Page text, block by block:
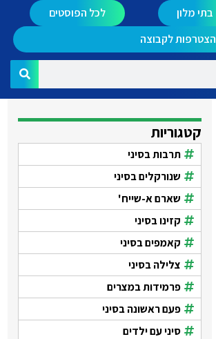
בתי מלון
לכל הפוסטים
הצטרפות לקבוצה
קטגוריות
תרבות בסיני
שנורקלים בסיני
שארם א-שייח'
קזינו בסיני
קאמפים בסיני
צלילה בסיני
פרמידות במצרים
פעם ראשונה בסיני
סיני עם ילדים